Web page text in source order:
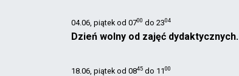
04.06, piątek od 0700 do 2304
Dzień wolny od zajęć dydaktycznych.
18.06, piątek od 0845 do 1100